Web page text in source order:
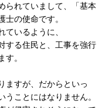
られていまして、「基本
の使命です。
いるように、
する住民と、工事を強行
す。
ますが、だからといっ
ことにはなりません。